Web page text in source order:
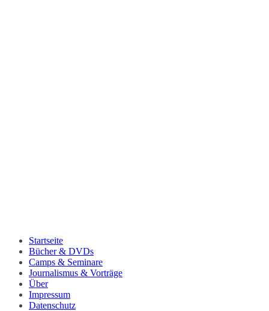
Startseite
Bücher & DVDs
Camps & Seminare
Journalismus & Vorträge
Über
Impressum
Datenschutz